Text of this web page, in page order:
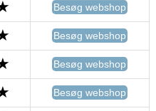
Besøg webshop
Besøg webshop
Besøg webshop
Besøg webshop